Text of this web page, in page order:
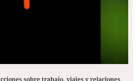
sobre trabajo, viajes y relaciones